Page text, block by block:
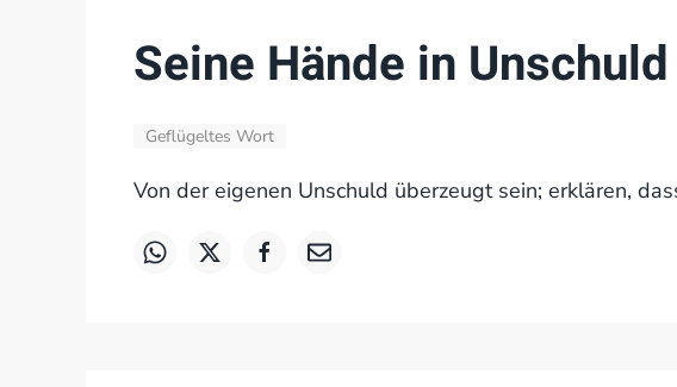
Seine Hände in
Geflügeltes Wort
Von der eigenen Unschuld überzeugt sein; erklären,